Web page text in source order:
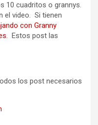
10 cuadritos o grannys.
el video. Si tienen
con Granny
. Estos post las
los post necesarios